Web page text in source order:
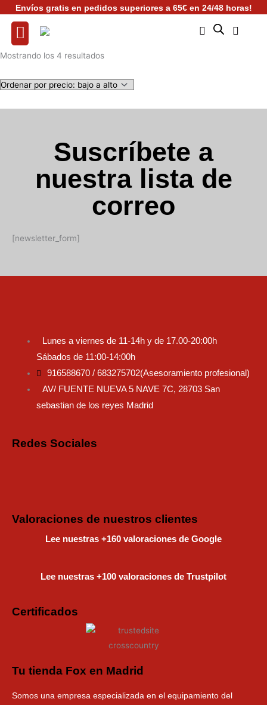
contenido
Envíos gratis en pedidos superiores a 65€ en 24/48 horas!
Mostrando los 4 resultadosOrdenado
precio:
Suscríbete a
nuestra lista de
correo
[newsletter_form]
Lunes a viernes de 11-14h y de 17.00-20:00h
Sábados de 11:00-14:00h
916588670 / 683275702(Asesoramiento profesional)
AV/ FUENTE NUEVA 5 NAVE 7C, 28703 San
sebastian de los reyes Madrid
Redes Sociales
Valoraciones de nuestros clientes
Lee nuestras +160 valoraciones de Google
Lee nuestras +100 valoraciones de Trustpilot
Certificados
Tu tienda Fox en Madrid
Somos una empresa especializada en el equipamiento del